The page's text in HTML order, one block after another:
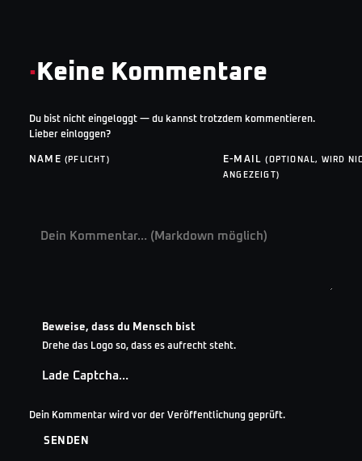
·Keine Kommentare
Du bist nicht eingeloggt — du kannst trotzdem kommentieren.
Lieber einloggen?
NAME (PFLICHT) E-MAIL(OPTIONAL, WIRD
ANGEZEIGT)
Beweise, dass du Mensch bist
Drehe das Logo so, dass es aufrecht steht.
Lade Captcha…
Dein Kommentar wird vor der Veröffentlichung geprüft.
SENDEN